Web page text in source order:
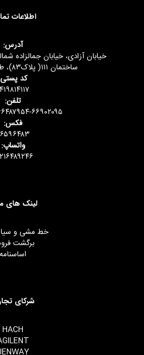
اطلاعات
آدرس:
خیابان آزادی، خیابان جمالزاده
ساختمان ۱۱۱( پلاک۸۳)، طبقه ۴، واحد ۱۳B
کد
تلفن:
۶۶۴۸۹۲۴۶-
فکس:
واتساپ:
لینک های
خط مشی و
برگشت
اساسنامه
شرکای
HACH